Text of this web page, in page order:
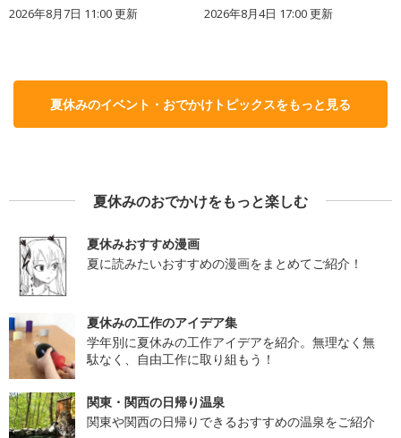
2026年8月7日 11:00更新 2026年8月4日 17:00更新
夏休みのイベント・おでかけトピックスをもっと見る
夏休みのおでかけをもっと楽しむ
夏休みおすすめ漫画
夏に読みたいおすすめの漫画をまとめてご紹介！
夏休みの工作のアイデア集
学年別に夏休みの工作アイデアを紹介。無理なく無
駄なく、自由工作に取り組もう！
関東・関西の日帰り温泉
関東や関西の日帰りできるおすすめの温泉をご紹介